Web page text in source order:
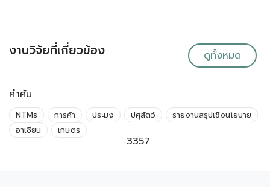
งานวิจัยที่เกี่ยวข้อง ดูทั้งหมด
คำค้น
NTMs การค้า ประมง ปศุสัตว์
รายงานสรุปเชิงนโยบาย
อาเซียน
เกษตร
3357